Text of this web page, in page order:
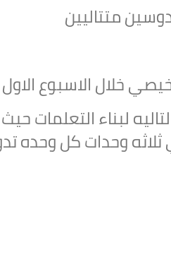
متتاليين
خلال الاسبوع الاول
لبناء التعلمات
وحدات كل وحده